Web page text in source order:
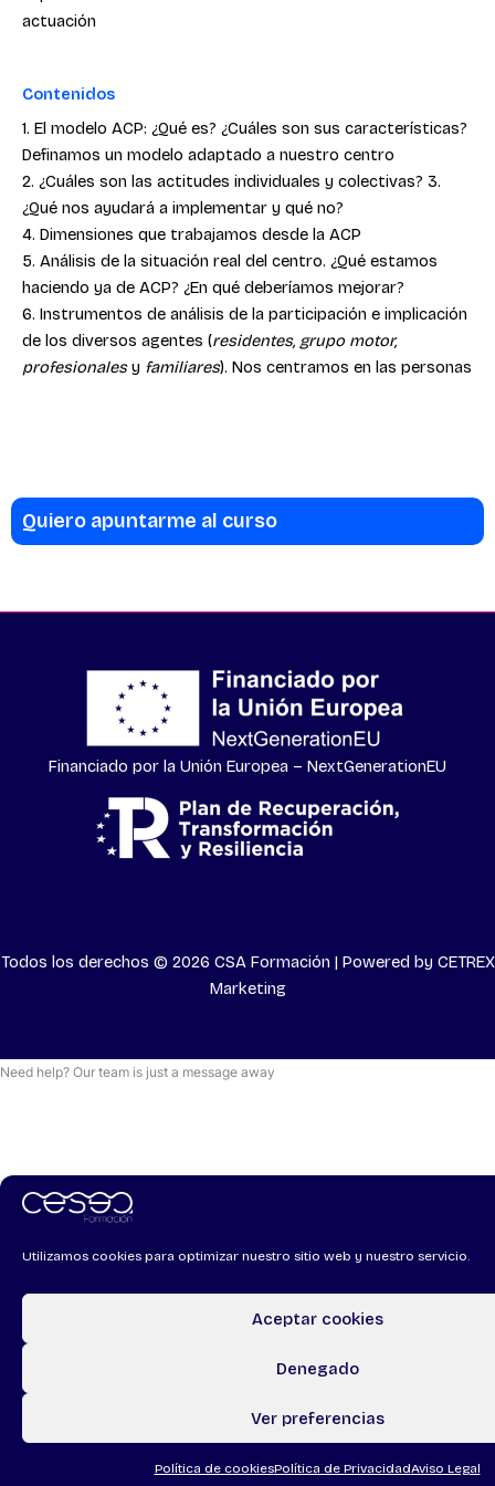
Utilizamos cookies para optimizar nuestro sitio web y nuestro servicio.
Aceptar cookies
Denegado
Ver preferencias
Política de cookiesPolítica de PrivacidadAviso Legal
actuación
Contenidos
1. El modelo ACP: ¿Qué es? ¿Cuáles son sus características?
Definamos un modelo adaptado a nuestro centro
2. ¿Cuáles son las actitudes individuales y colectivas? 3.
¿Qué nos ayudará a implementar y qué no?
4. Dimensiones que trabajamos desde la ACP
5. Análisis de la situación real del centro. ¿Qué estamos
haciendo ya de ACP? ¿En qué deberíamos mejorar?
6. Instrumentos de análisis de la participación e implicación
de los diversos agentes (residentes, grupo motor,
profesionalesy familiares). Nos centramos en las personas
Quiero apuntarme al curso
Financiado por la Unión Europea – NextGenerationEU
Todos los derechos © 2026 CSA Formación | Powered by CETREX
Marketing
Need help? Our team is just a message away